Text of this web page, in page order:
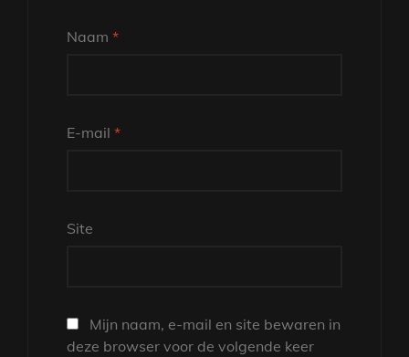
Naam *
E-mail *
Site
Mijn naam, e-mail en site bewaren in
deze browser voor de volgende keer